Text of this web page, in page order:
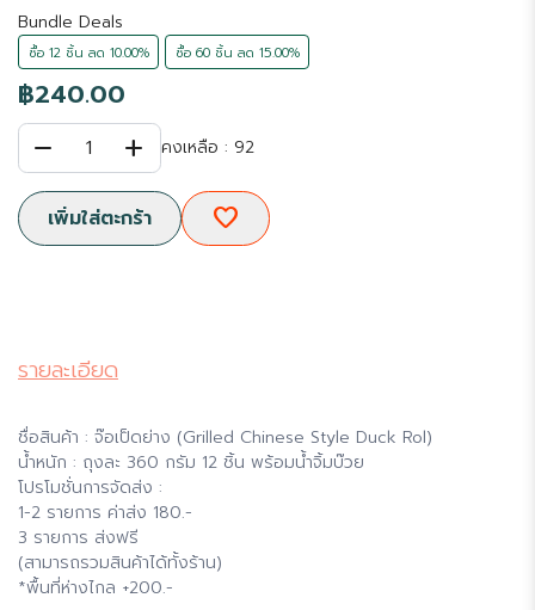
Bundle Deals
ซื้อ 12 ชิ้น ลด 10.00% ซื้อ 60 ชิ้น ลด 15.00%
฿240.00
remove 1 add คงเหลือ : 92
เพิ่มใส่ตะกร้า favorite
รายละเอียด
ชื่อสินค้า : จ๊อเป็ดย่าง (Grilled Chinese Style Duck Rol)
น้ำหนัก : ถุงละ 360 กรัม 12 ชิ้น พร้อมน้ำจิ้มบ๊วย
โปรโมชั่นการจัดส่ง :
1-2 รายการ ค่าส่ง 180.-
3 รายการ ส่งฟรี
(สามารถรวมสินค้าได้ทั้งร้าน)
*พื้นที่ห่างไกล +200.-